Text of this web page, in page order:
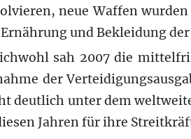
neue Waffen
und Bekleidung
sah 2007 die
der
deutlich unter dem
Jahren für ihre